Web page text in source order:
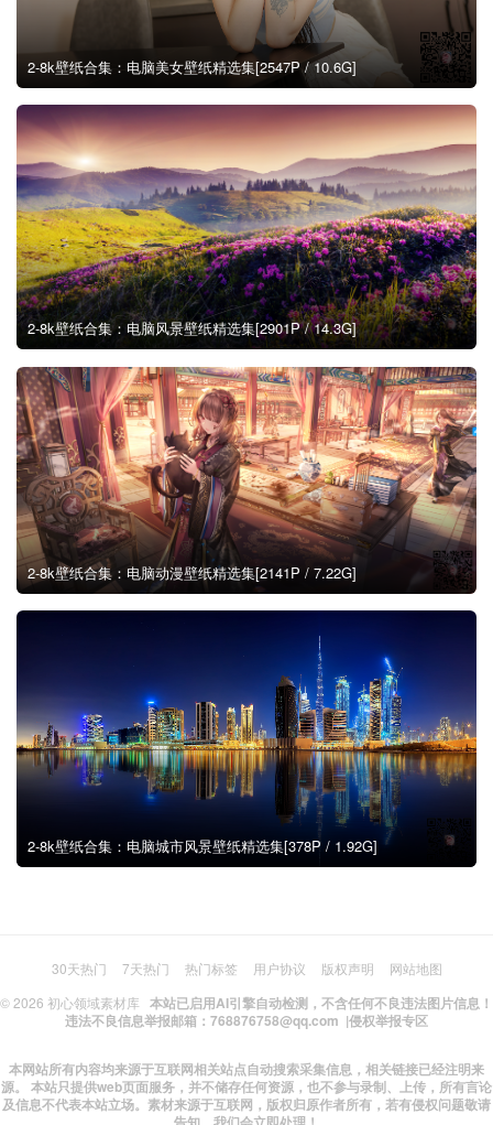
2-8k壁纸合集：电脑美女壁纸精选集[2547P / 10.6G]
2-8k壁纸合集：电脑风景壁纸精选集[2901P / 14.3G]
2-8k壁纸合集：电脑动漫壁纸精选集[2141P / 7.22G]
2-8k壁纸合集：电脑城市风景壁纸精选集[378P / 1.92G]
30天热门 7天热门 热门标签 用户协议 版权声明
网站地图
© 2026 初心领域素材库 本站已启用AI引擎自动检测，不含任何不良违法图片信息！
违法不良信息举报邮箱：768876758@qq.com |侵权举报专区
本网站所有内容均来源于互联网相关站点自动搜索采集信息，相关链接已经注明来
源。 本站只提供web页面服务，并不储存任何资源，也不参与录制、上传，所有言论
及信息不代表本站立场。素材来源于互联网，版权归原作者所有，若有侵权问题敬请